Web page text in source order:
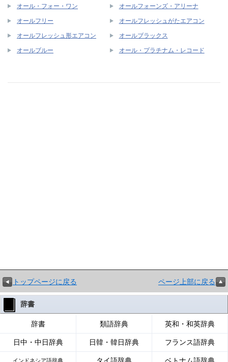
オール・フォー・ワン オールフォーンズ・アリーナ
オールフリー オールフレッシュがたエアコン
オールフレッシュ形エアコン オールブラックス
オールブルー オール・プラチナム・レコード
トップページに戻る ページ上部に戻る
辞書
辞書 類語辞典 英和・和英辞典
日中・中日辞典 日韓・韓日辞典 フランス語辞典
インドネシア語辞典